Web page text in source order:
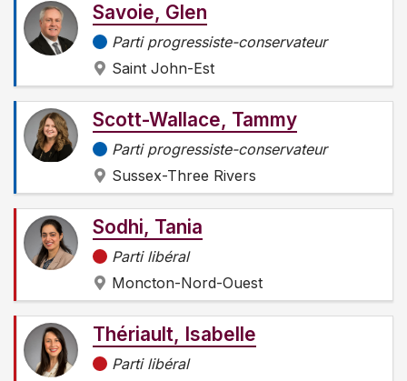
Savoie, Glen
Parti progressiste-conservateur
Saint John-Est
Scott-Wallace, Tammy
Parti progressiste-conservateur
Sussex-Three Rivers
Sodhi, Tania
Parti libéral
Moncton-Nord-Ouest
Thériault, Isabelle
Parti libéral